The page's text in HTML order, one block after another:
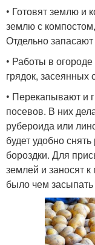
• Готовят землю и
землю с
Отдельно запасают
• Работы в
грядок, засеянных
• Перекапывают и
посевов. В них
рубероида или
будет удобно
бороздки. Для
землей и заносят
было чем